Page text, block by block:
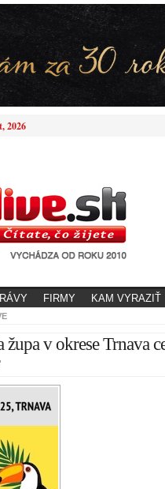
2026
FIRMY KAM VYRAZIŤ
župa v okrese Trnava